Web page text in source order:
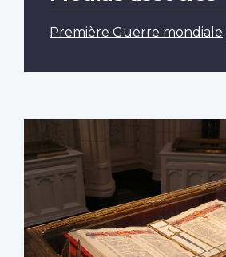
Première Guerre mondiale